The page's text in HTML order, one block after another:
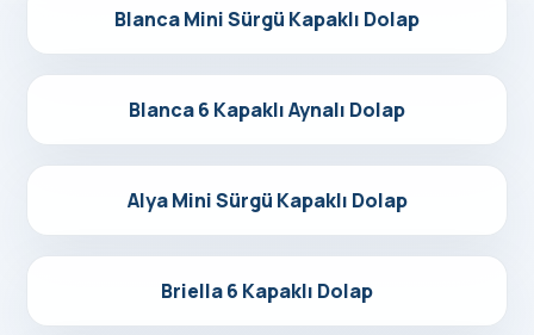
Detayları Gör
Blanca Mini Sürgü Kapaklı Dolap
Detayları Gör
Blanca 6 Kapaklı Aynalı Dolap
Detayları Gör
Alya Mini Sürgü Kapaklı Dolap
Detayları Gör
Briella 6 Kapaklı Dolap